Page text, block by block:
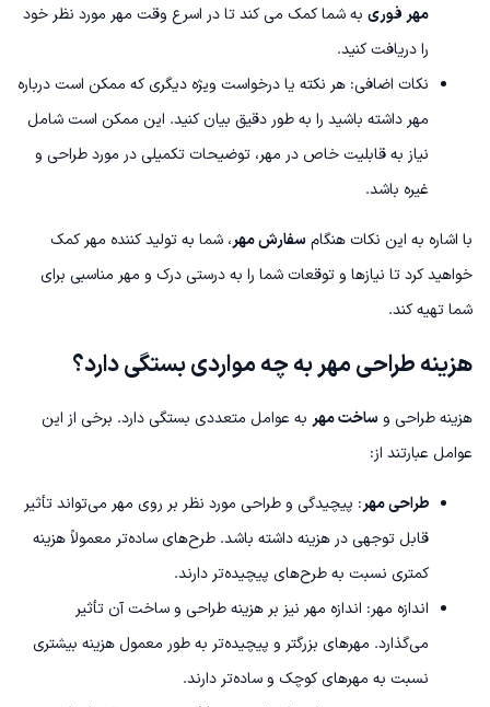
مهر فوری به شما کمک می کند تا در اسرع وقت مهر مورد نظر خود
را دریافت کنید.
نکات اضافی: هر نکته یا درخواست ویژه دیگری که ممکن است درباره
مهر داشته باشید را به طور دقیق بیان کنید. این ممکن است شامل
نیاز به قابلیت خاص در مهر، توضیحات تکمیلی در مورد طراحی و
غیره باشد.
با اشاره به این نکات هنگامسفارش مهر، شما به تولید کننده مهر کمک
خواهید کرد تا نیازها و توقعات شما را به درستی درک و مهر مناسبی برای
شما تهیه کند.
هزینه طراحی مهر به چه مواردی بستگی دارد؟
هزینه طراحی وساخت مهر به عوامل متعددی بستگی دارد. برخی از این
عوامل عبارتند از:
طراحی مهر: پیچیدگی و طراحی مورد نظر بر روی مهر می‌تواند تأثیر
قابل توجهی در هزینه داشته باشد. طرح‌های ساده‌تر معمولاً هزینه
کمتری نسبت به طرح‌های پیچیده‌تر دارند.
اندازه مهر: اندازه مهر نیز بر هزینه طراحی و ساخت آن تأثیر
می‌گذارد. مهرهای بزرگتر و پیچیده‌تر به طور معمول هزینه بیشتری
نسبت به مهرهای کوچک و ساده‌تر دارند.